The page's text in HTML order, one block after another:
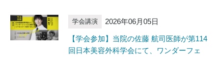
学会講演 2026年06月05日
【学会参加】当院の佐藤 航司医師が第114
回日本美容外科学会にて、ワンダーフェ